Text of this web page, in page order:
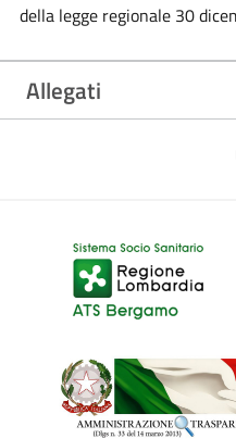
della legge regionale 30
Allegati